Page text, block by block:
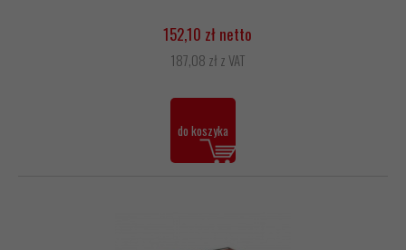
152,10 zł netto
187,08 zł z VAT
do koszyka